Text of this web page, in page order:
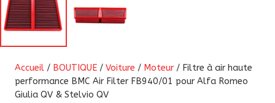
Accueil / BOUTIQUE / Voiture / Moteur / Filtre à air haute
performance BMC Air Filter FB940/01 pour Alfa Romeo
Giulia QV & Stelvio QV